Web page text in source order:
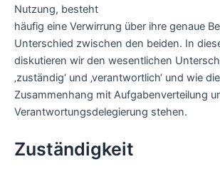
Nutzung, besteht
häufig eine Verwirrung über ihre genaue
Unterschied zwischen den beiden. In
diskutieren wir den wesentlichen
‚zuständig‘ und ‚verantwortlich‘ und wie
Zusammenhang mit Aufgabenverteilung
Verantwortungsdelegierung stehen.
Zuständigkeit